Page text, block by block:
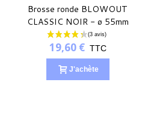
Brosse ronde BLOWOUT
CLASSIC NOIR - ø 55mm
19,60 € TTC
J'achète